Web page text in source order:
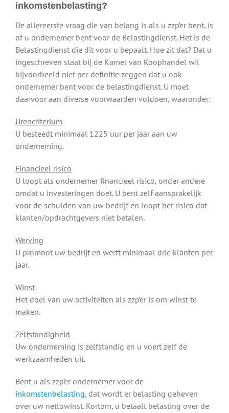
inkomstenbelasting?
De allereerste vraag die van belang is als u zzp’er bent, is
of u ondernemer bent voor de Belastingdienst. Het is de
Belastingdienst die dit voor u bepaalt. Hoe zit dat? Dat u
ingeschreven staat bij de Kamer van Koophandel wil
bijvoorbeeld niet per definitie zeggen dat u ook
ondernemer bent voor de belastingdienst. U moet
daarvoor aan diverse voorwaarden voldoen, waaronder:
Urencriterium
U besteedt minimaal 1225 uur per jaar aan uw
onderneming.
Financieel risico
U loopt als ondernemer financieel risico, onder andere
omdat u investeringen doet. U bent zelf aansprakelijk
voor de schulden van uw bedrijf en loopt het risico dat
klanten/opdrachtgevers niet betalen.
Werving
U promoot uw bedrijf en werft minimaal drie klanten per
jaar.
Winst
Het doel van uw activiteiten als zzp’er is om winst te
maken.
Zelfstandigheid
Uw onderneming is zelfstandig en u voert zelf de
werkzaamheden uit.
Bent u als zzp’er ondernemer voor de
inkomstenbelasting, dat wordt er belasting geheven
over uw nettowinst. Kortom, u betaalt belasting over de